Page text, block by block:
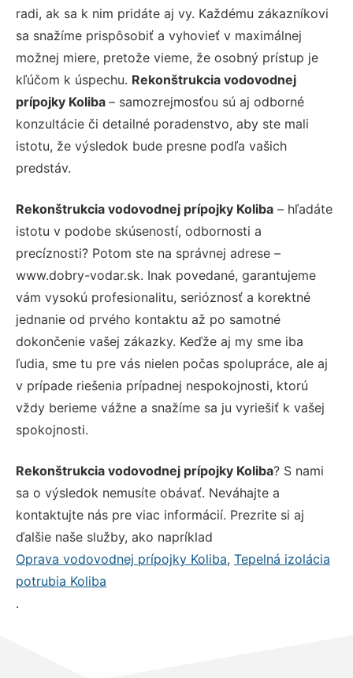
radi, ak sa k nim pridáte aj vy. Každému zákazníkovi
sa snažíme prispôsobiť a vyhovieť v maximálnej
možnej miere, pretože vieme, že osobný prístup je
kľúčom k úspechu. Rekonštrukcia vodovodnej
prípojky Koliba – samozrejmosťou sú aj odborné
konzultácie či detailné poradenstvo, aby ste mali
istotu, že výsledok bude presne podľa vašich
predstáv.
Rekonštrukcia vodovodnej prípojky Koliba – hľadáte
istotu v podobe skúseností, odbornosti a
precíznosti? Potom ste na správnej adrese –
www.dobry-vodar.sk. Inak povedané, garantujeme
vám vysokú profesionalitu, serióznosť a korektné
jednanie od prvého kontaktu až po samotné
dokončenie vašej zákazky. Keďže aj my sme iba
ľudia, sme tu pre vás nielen počas spolupráce, ale aj
v prípade riešenia prípadnej nespokojnosti, ktorú
vždy berieme vážne a snažíme sa ju vyriešiť k vašej
spokojnosti.
Rekonštrukcia vodovodnej prípojky Koliba? S nami
sa o výsledok nemusíte obávať. Neváhajte a
kontaktujte nás pre viac informácií. Prezrite si aj
ďalšie naše služby, ako napríklad
Oprava vodovodnej prípojky Koliba, Tepelná izolácia
potrubia Koliba
.